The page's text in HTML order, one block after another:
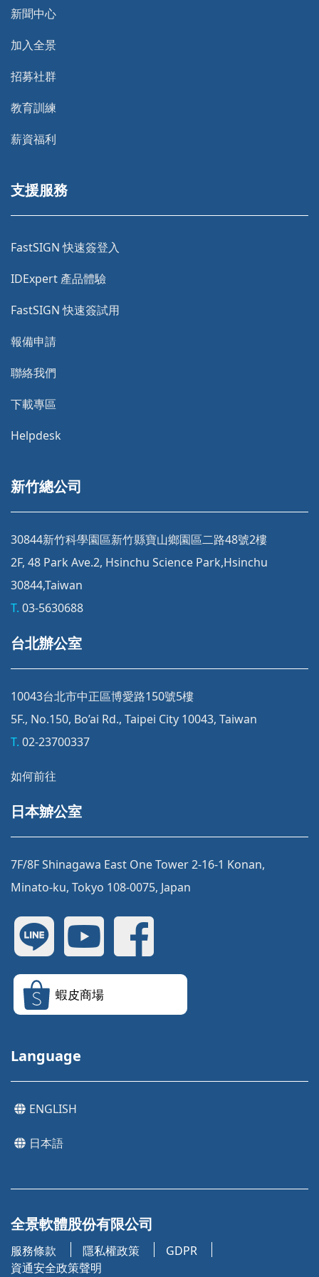
新聞中心
加入全景
招募社群
教育訓練
薪資福利
支援服務
FastSIGN 快速簽登入
IDExpert 產品體驗
FastSIGN 快速簽試用
報備申請
聯絡我們
下載專區
Helpdesk
新竹總公司
30844新竹科學園區新竹縣寶山鄉園區二路48號2樓
2F, 48 Park Ave.2, Hsinchu Science Park,Hsinchu
30844,Taiwan
T. 03-5630688
台北辦公室
10043台北市中正區博愛路150號5樓
5F., No.150, Bo’ai Rd., Taipei City 10043, Taiwan
T. 02-23700337
如何前往
日本辧公室
7F/8F Shinagawa East One Tower 2-16-1 Konan,
Minato-ku, Tokyo 108-0075, Japan
蝦皮商場
Language
ENGLISH
日本語
全景軟體股份有限公司
服務條款 隱私權政策
GDPR
資通安全政策聲明